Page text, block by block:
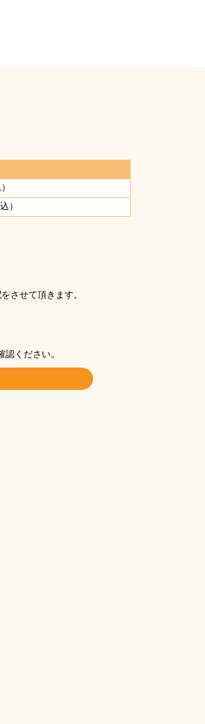
）
させて頂きます。
ください。